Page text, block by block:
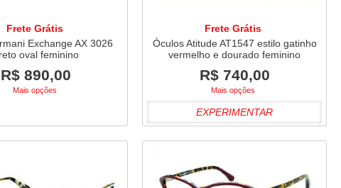
Frete Grátis
Exchange AX 3026
oval feminino
R$ 890,00
Mais opções
Frete Grátis
Óculos Atitude AT1547 estilo gatinho
vermelho e dourado feminino
R$ 740,00
Mais opções
EXPERIMENTAR